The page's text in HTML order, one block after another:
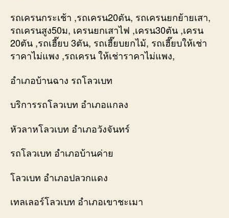
รถเครนกระเช้า ,รถเครน20ตัน, รถเครนยกย้ายเสา,
รถเครนสูง50ม, เครนยกเสาไฟ ,เครน30ตัน ,เครน
20ตัน ,รถเฮี๊ยบ 3ตัน, รถเฮี๊ยบยกไม้, รถเฮี๊ยบให้เช่า
ราคาไม่แพง ,รถเครน ให้เช่าราคาไม่แพง,
อำเภอบ้านฉาง รถโลวเบท
บริการรถโลวเบท อำเภอแกลง
หัวลาหโลวเบท อำเภอวังจันทร์
รถโลวเบท อำเภอบ้านค่าย
โลวเบท อำเภอปลวกแดง
เทลเลอร์โลวเบท อำเภอเขาชะเมา